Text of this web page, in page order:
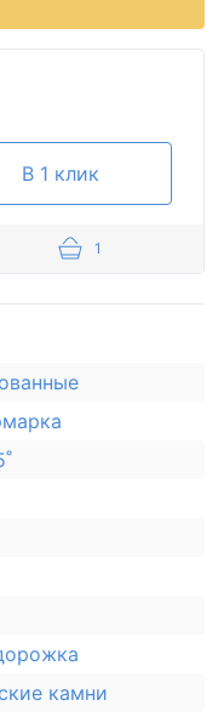
В 1 клик
1
камни